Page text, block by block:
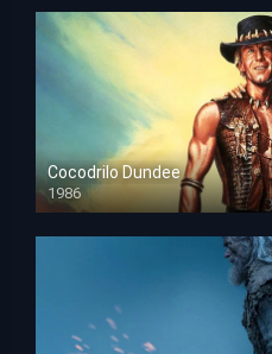
Cocodrilo Dundee
1986
HD 1080p